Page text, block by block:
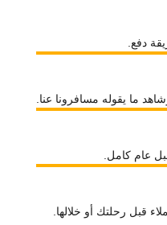
ما يقوله مسافرونا عنا.
عام كامل.
قبل رحلتك أو خلالها.